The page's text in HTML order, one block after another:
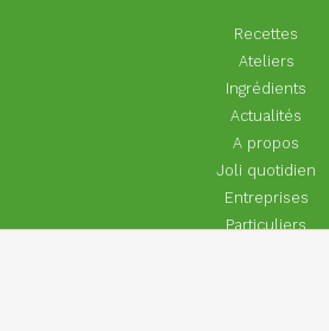
Recettes
Ateliers
Ingrédients
Actualités
A propos
Joli quotidien
Entreprises
Particuliers